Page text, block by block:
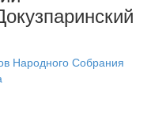
Народного Собрания